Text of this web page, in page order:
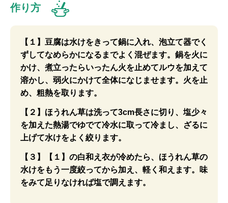
作り方
【１】豆腐は水けをきって鍋に入れ、泡立て器でく
ずしてなめらかになるまでよく混ぜます。鍋を火に
かけ、煮立ったらいったん火を止めてルウを加えて
溶かし、弱火にかけて全体になじませます。火を止
め、粗熱を取ります。
【２】ほうれん草は洗って3cm長さに切り、塩少々
を加えた熱湯でゆでて冷水に取って冷まし、ざるに
上げて水けをよく絞ります。
【３】【１】の白和え衣が冷めたら、ほうれん草の
水けをもう一度絞ってから加え、軽く和えます。味
をみて足りなければ塩で調えます。